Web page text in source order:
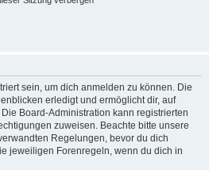
sein, um dich anmelden zu können. Die
erledigt und ermöglicht dir, auf
Board-Administration kann registrierten
zuweisen. Beachte bitte unsere
Regelungen, bevor du dich
jeweiligen Forenregeln, wenn du dich in